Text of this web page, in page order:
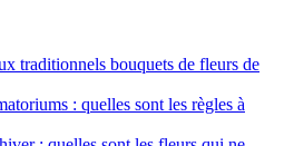
traditionnels bouquets de fleurs de
: quelles sont les règles à